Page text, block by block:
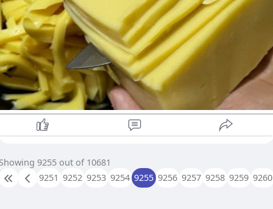
9255 out of 10681
9251 9252 9253 9254 9255 9256 9257 9258 9259 9260